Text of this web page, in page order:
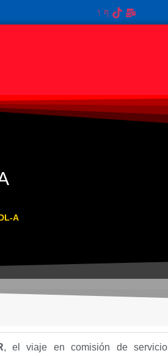
A
, el viaje en comisión de